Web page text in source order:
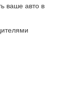
ваше авто в